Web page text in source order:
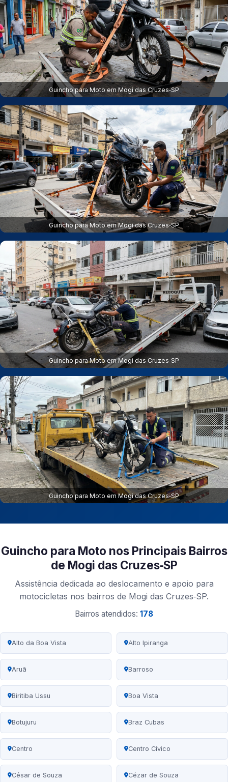
Guincho para Moto em Mogi das Cruzes‑SP
Guincho para Moto em Mogi das Cruzes‑SP
Guincho para Moto em Mogi das Cruzes‑SP
Guincho para Moto em Mogi das Cruzes‑SP
Guincho para Moto nos Principais Bairros
de Mogi das Cruzes‑SP
Assistência dedicada ao deslocamento e apoio para
motocicletas nos bairros de Mogi das Cruzes‑SP.
Bairros atendidos: 178
Alto da Boa Vista Alto Ipiranga
Aruã Barroso
Biritiba Ussu Boa Vista
Botujuru Braz Cubas
Centro Centro Cívico
César de Souza Cézar de Souza